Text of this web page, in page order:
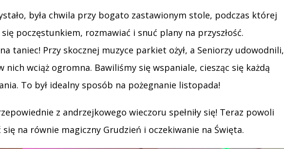
była chwila przy bogato zastawionym stole, podczas której
poczęstunkiem, rozmawiać i snuć plany na przyszłość.
taniec! Przy skocznej muzyce parkiet ożył, a Seniorzy udowodnili,
nich wciąż ogromna. Bawiliśmy się wspaniale, ciesząc się każdą
To był idealny sposób na pożegnanie listopada!
z andrzejkowego wieczoru spełniły się! Teraz powoli
na równie magiczny Grudzień i oczekiwanie na Święta.